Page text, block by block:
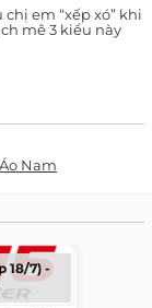
em “xếp xó” khi
mê 3 kiểu này
Nam
18/7) -